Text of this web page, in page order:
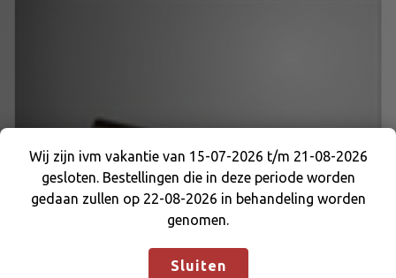
Wij zijn ivm vakantie van 15-07-2026 t/m 21-08-
2026 gesloten. Bestellingen die in deze periode
worden gedaan zullen op 22-08-2026 in
behandeling worden genomen.Negeren
Wij zijn ivm vakantie van 15-07-2026 t/m 21-08-2026
gesloten. Bestellingen die in deze periode worden
gedaan zullen op 22-08-2026 in behandeling worden
genomen.
Sluiten